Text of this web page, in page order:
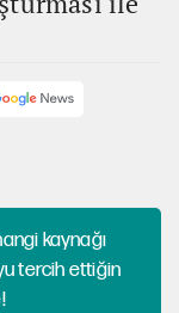
kaynağı
tercih ettiğin